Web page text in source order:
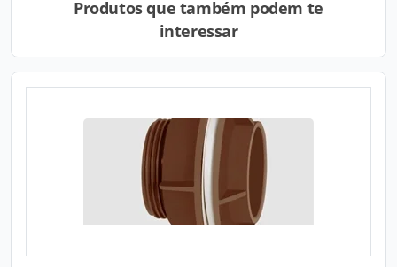
Produtos que também podem te
interessar